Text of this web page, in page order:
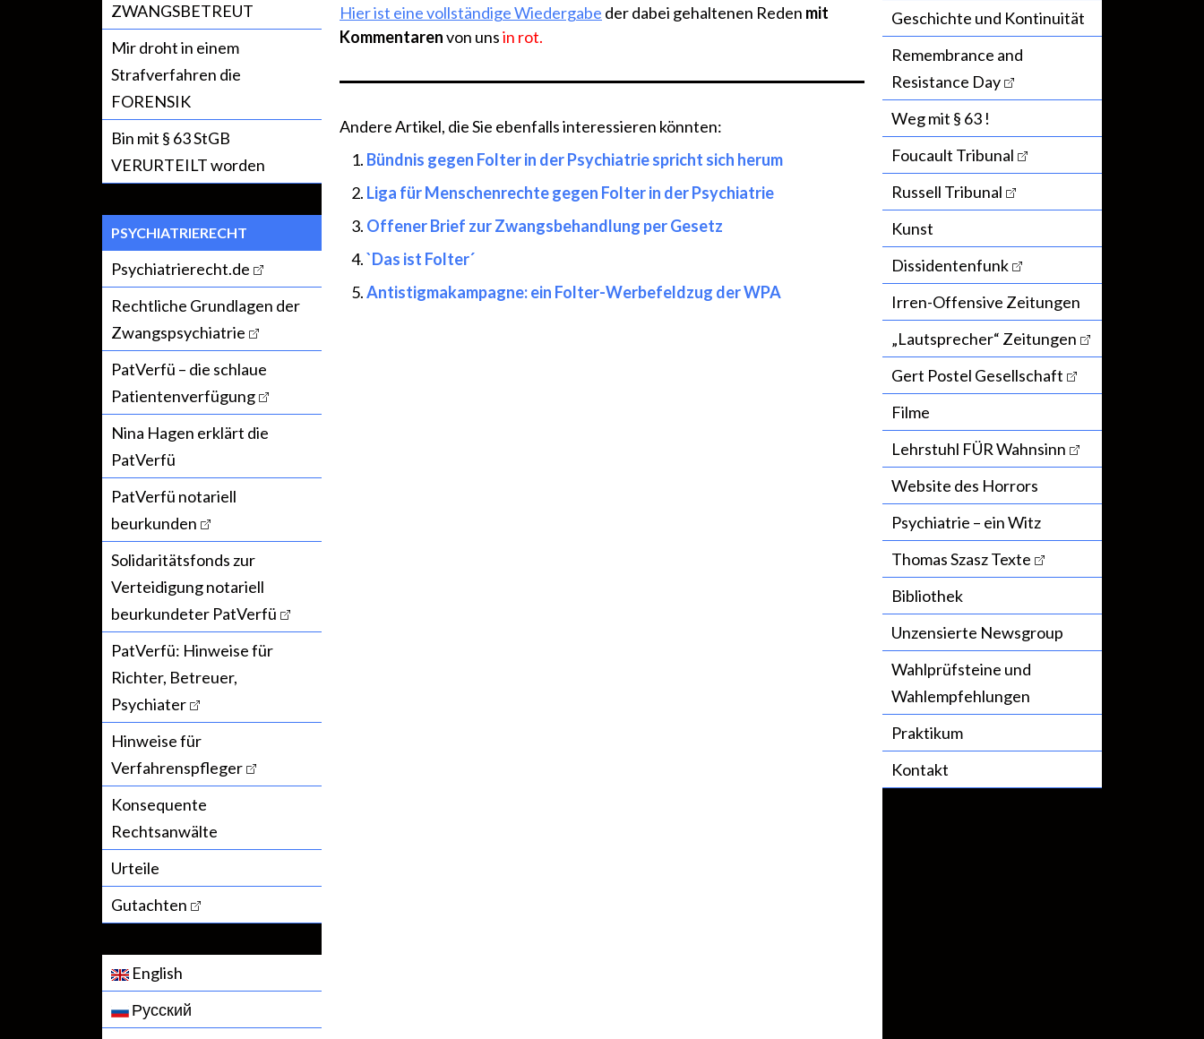
ZWANGSBETREUT
Mir droht in einem
Strafverfahren die
FORENSIK
Bin mit § 63 StGB
VERURTEILT worden
PSYCHIATRIERECHT
Psychiatrierecht.de
Rechtliche Grundlagen der
Zwangspsychiatrie
PatVerfü – die schlaue
Patientenverfügung
Nina Hagen erklärt die
PatVerfü
PatVerfü notariell
beurkunden
Solidaritätsfonds zur
Verteidigung notariell
beurkundeter PatVerfü
PatVerfü: Hinweise für
Richter, Betreuer,
Psychiater
Hinweise für
Verfahrenspfleger
Konsequente
Rechtsanwälte
Urteile
Gutachten
English
Русский
Hier ist eine vollständige Wiedergabe der dabei gehaltenen Reden mit
Kommentarenvon unsin rot.
Andere Artikel, die Sie ebenfalls interessieren könnten:
Bündnis gegen Folter in der Psychiatrie spricht sich herum
Liga für Menschenrechte gegen Folter in der Psychiatrie
Offener Brief zur Zwangsbehandlung per Gesetz
`Das ist Folter´
Antistigmakampagne: ein Folter-Werbefeldzug der WPA
Geschichte und Kontinuität
Remembrance and
Resistance Day
Weg mit § 63 !
Foucault Tribunal
Russell Tribunal
Kunst
Dissidentenfunk
Irren-Offensive Zeitungen
„Lautsprecher“ Zeitungen
Gert Postel Gesellschaft
Filme
Lehrstuhl FÜR Wahnsinn
Website des Horrors
Psychiatrie – ein Witz
Thomas Szasz Texte
Bibliothek
Unzensierte Newsgroup
Wahlprüfsteine und
Wahlempfehlungen
Praktikum
Kontakt